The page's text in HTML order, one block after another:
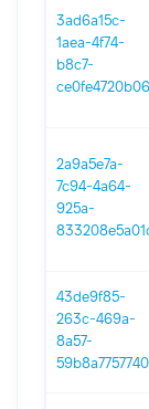
3ad6a15c-
1aea-4f74-
b8c7-
ce0fe4720b06
2a9a5e7a-
7c94-4a64-
925a-
43de9f85-
263c-469a-
8a57-
59b8a7757740